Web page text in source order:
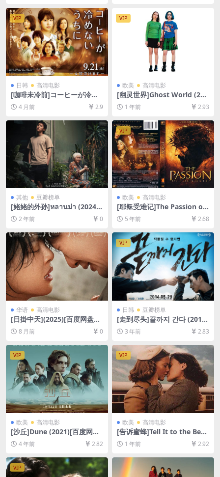
[网盘在线播放/下载][MP4/12
GB][中英字幕]
VIP
日韩 高清电影
[咖啡未冷前]コーヒーが冷め
ないうちに (2018)[百度网盘
+夸克网盘1080P超清未删减
4/7.9GB][中文字幕]
4 月前 2.9
VIP
欧美 高清电影
[幽灵世界]Ghost World (200
1)[百度网盘+夸克网盘1080P
超清未删减资源][网盘在线播
幕]
1 年前 2.93
其他 豆瓣榜单
[姥姥的外孙]หลานม่า (2024)
[百度网盘+夸克网盘1080P超
清未删减资源][网盘在线播放/
下载][MP4/8GB][中文字幕]
2 年前 0
VIP
欧美 高清电影
[耶稣受难记]The Passion of
the Christ (2004)127min[百
度网盘+迅雷云盘资源1080P
超清未删减][MP4/8.1GB][原
声中字]
5 年前 2.68
华语 高清电影
[日掛中天](2025)[百度网盘
+夸克网盘2160P超清未删减
资源][网盘在线播放/下载][MP
4/7GB][中文字幕]
8 月前 0
VIP
日韩 豆瓣榜单
[走到尽头]끝까지 간다 (2014)
[百度网盘+夸克网盘1080P超
清未删减资源][网盘在线播放/
下载][MP4/4.5GB][韩语中字]
3 年前 2.83
VIP
欧美 高清电影
[沙丘]Dune (2021)[百度网盘
+迅雷云盘资源1080P超清未
删减][MP4/9.9GB][中英字幕]
4 年前 2.82
VIP
欧美 高清电影
[告诉蜜蜂]Tell It to the Bees
(2018)[百度网盘+夸克网盘10
80P超清未删减资源][网盘在
英字幕]
1 年前 2.92
VIP